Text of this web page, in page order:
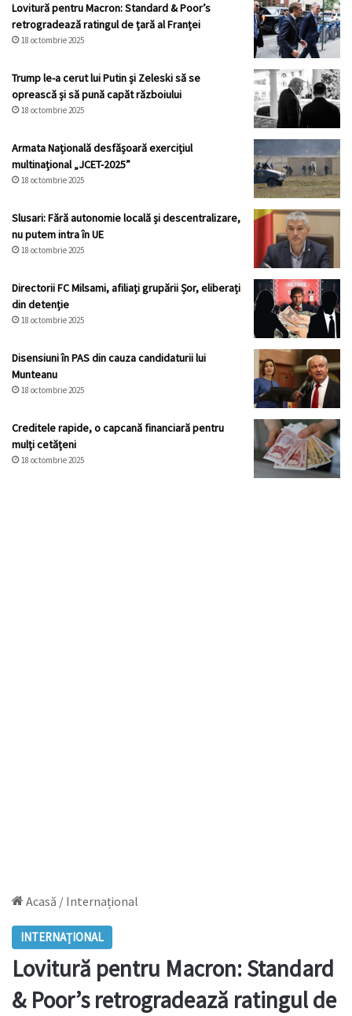
Lovitură pentru Macron: Standard & Poor’s
retrogradează ratingul de țară al Franței
18 octombrie 2025
Trump le-a cerut lui Putin și Zeleski să se
oprească și să pună capăt războiului
18 octombrie 2025
Armata Națională desfășoară exercițiul
multinațional „JCET-2025”
18 octombrie 2025
Slusari: Fără autonomie locală și descentralizare,
nu putem intra în UE
18 octombrie 2025
Directorii FC Milsami, afiliați grupării Șor, eliberați
din detenție
18 octombrie 2025
Disensiuni în PAS din cauza candidaturii lui
Munteanu
18 octombrie 2025
Creditele rapide, o capcană financiară pentru
mulți cetățeni
18 octombrie 2025